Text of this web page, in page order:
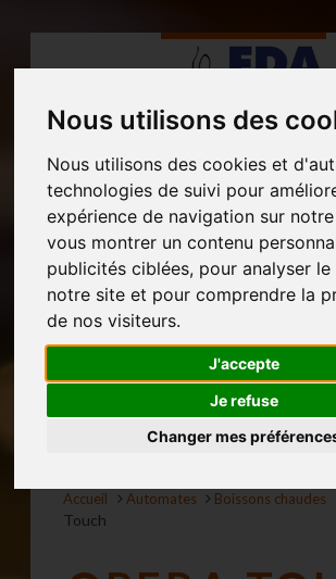
Nous utilisons des
Nous utilisons des cookies et
technologies de suivi pour
expérience de navigation sur
vous montrer un contenu
publicités ciblées, pour analyser
notre site et pour comprendre la
de nos visiteurs.
J'accepte
Je refuse
Changer mes
MENU
Accueil Automates Boissons chaudes
Touch